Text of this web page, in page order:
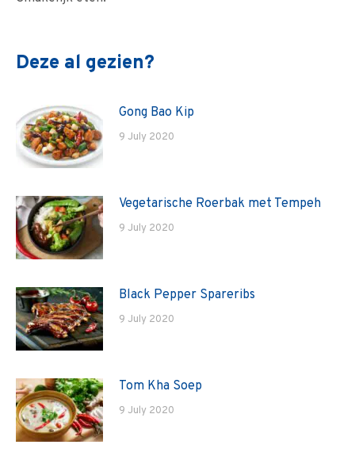
Deze al gezien?
Gong Bao Kip
9 July 2020
Vegetarische Roerbak met Tempeh
9 July 2020
Black Pepper Spareribs
9 July 2020
Tom Kha Soep
9 July 2020